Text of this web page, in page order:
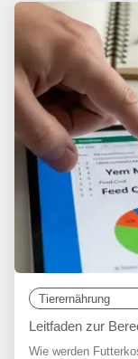
Tierernährung
Leitfaden zur
Wie werden